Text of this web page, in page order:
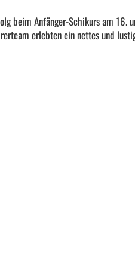
beim Anfänger-Schikurs am 16.
erlebten ein nettes und